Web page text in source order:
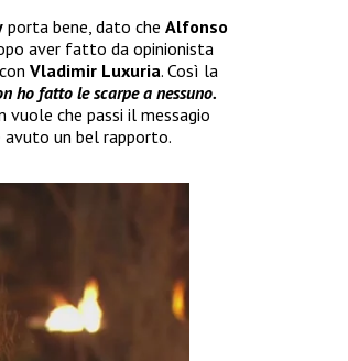
porta bene, dato che Alfonso
aver fatto da opinionista
Vladimir Luxuria. Così la
ho fatto le scarpe a nessuno.
vuole che passi il messagio
avuto un bel rapporto.